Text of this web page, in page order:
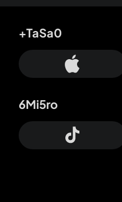
+TaSa0
6Mi5ro